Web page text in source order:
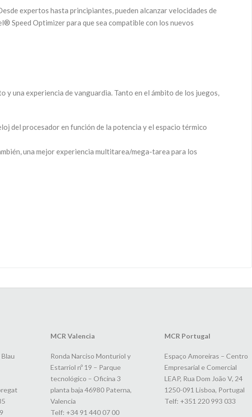
expertos hasta principiantes, pueden alcanzar velocidades de
Speed Optimizer para que sea compatible con los nuevos
una experiencia de vanguardia. Tanto en el ámbito de los juegos,
del procesador en función de la potencia y el espacio térmico
una mejor experiencia multitarea/mega-tarea para los
MCR Valencia
Ronda Narciso Monturiol y
Estarriol nº 19 – Parque
tecnológico – Oficina 3
planta baja 46980 Paterna,
Valencia
Telf: +34 91 440 07 00
MCR Portugal
Espaço Amoreiras – Centro
Empresarial e Comercial
LEAP, Rua Dom João V, 24
1250-091 Lisboa, Portugal
Telf: +351 220 993 033